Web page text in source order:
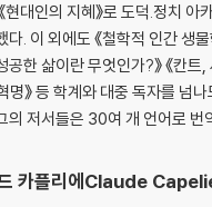
현대인의 지혜》로 도덕.정치
다. 이 외에도 《철학적 인간 생
공한 삶이란 무엇인가?》 《칸
명》 등 학계와 대중 독자를 넘
의 저서들은 30여 개 언어로 번
카플리에Claude